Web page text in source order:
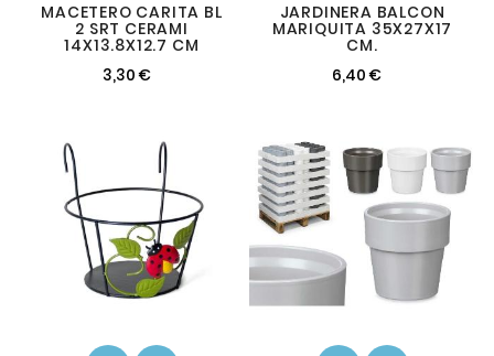
MACETERO CARITA BL
2 SRT CERAMI
14X13.8X12.7 CM
3,30 €
JARDINERA BALCON
MARIQUITA 35X27X17
CM.
6,40 €